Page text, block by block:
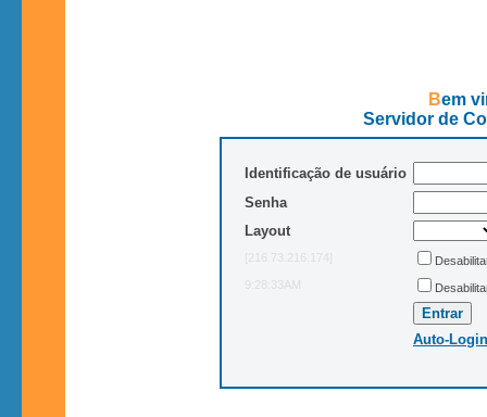
Bem
Servidor de
Identificação de usuário
Senha
Layout
[216.73.216.174]
9:28:33AM
Auto-Login